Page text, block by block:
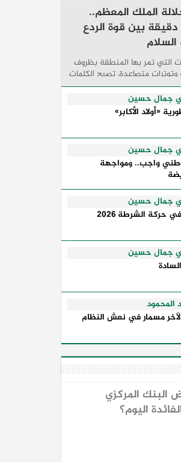
الملك المعظم..
دقيقة بين قوة الردع
التي تمر بها المنطقة بظروف
وتوترات متصاعدة، تصبح الكلمات
أكثر من مجرد مواقف معلنة؛ فهي
تفكير الدول، وكيفية إدارتها
التي تفصل بين القوة ...
جمال حسين
«أولاد الأكابر»
جمال حسين
واجب.. ومواجهة
جمال حسين
حركة الشرطة 2026
جمال حسين
المحمود
لآخر مسمار في نعش النظام
المركزي
اليوم؟